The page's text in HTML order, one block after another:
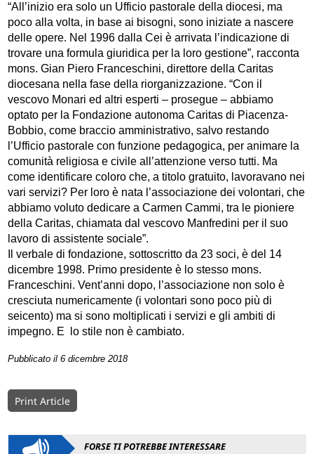
“All’inizio era solo un Ufficio pastorale della diocesi, ma
poco alla volta, in base ai bisogni, sono iniziate a nascere
delle opere. Nel 1996 dalla Cei è arrivata l’indicazione di
trovare una formula giuridica per la loro gestione”, racconta
mons. Gian Piero Franceschini, direttore della Caritas
diocesana nella fase della riorganizzazione. “Con il
vescovo Monari ed altri esperti – prosegue – abbiamo
optato per la Fondazione autonoma Caritas di Piacenza-
Bobbio, come braccio amministrativo, salvo restando
l’Ufficio pastorale con funzione pedagogica, per animare la
comunità religiosa e civile all’attenzione verso tutti. Ma
come identificare coloro che, a titolo gratuito, lavoravano nei
vari servizi? Per loro è nata l’associazione dei volontari, che
abbiamo voluto dedicare a Carmen Cammi, tra le pioniere
della Caritas, chiamata dal vescovo Manfredini per il suo
lavoro di assistente sociale”.
Il verbale di fondazione, sottoscritto da 23 soci, è del 14
dicembre 1998. Primo presidente è lo stesso mons.
Franceschini. Vent’anni dopo, l’associazione non solo è
cresciuta numericamente (i volontari sono poco più di
seicento) ma si sono moltiplicati i servizi e gli ambiti di
impegno. E lo stile non è cambiato.
Pubblicato il 6 dicembre 2018
Print Article
FORSE TI POTREBBE INTERESSARE